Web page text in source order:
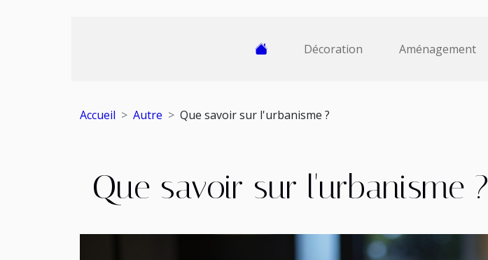
Décoration Aménagement
Accueil Autre Que savoir sur l'urbanisme ?
Que savoir sur l'urbanisme ?